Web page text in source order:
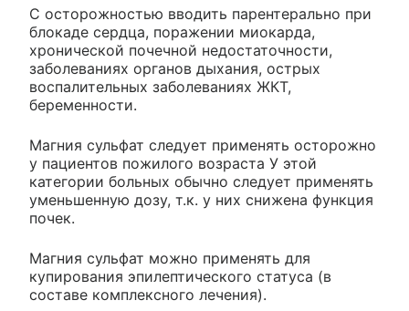
C осторожностью вводить парентерально при
блокаде сердца, поражении миокарда,
хронической почечной недостаточности,
заболеваниях органов дыхания, острых
воспалительных заболеваниях ЖКТ,
беременности.
Магния сульфат следует применять осторожно
у пациентов пожилого возраста У этой
категории больных обычно следует применять
уменьшенную дозу, т.к. у них снижена функция
почек.
Магния сульфат можно применять для
купирования эпилептического статуса (в
составе комплексного лечения).